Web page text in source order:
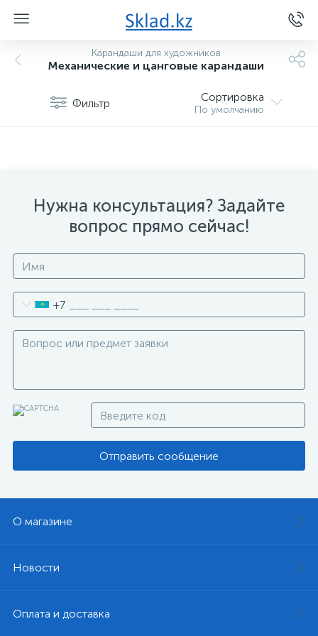
Карандаши для художников
Механические и цанговые карандаши
Фильтр Сортировка
По умолчанию
Нужна консультация? Задайте
вопрос прямо сейчас!
+7
Отправить сообщение
О магазине
Новости
Оплата и доставка